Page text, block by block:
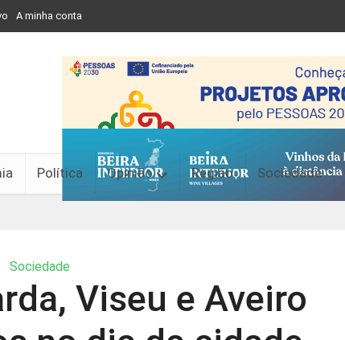
A minha conta
Política Opinião Região Sociedade
Sociedade
Viseu e Aveiro